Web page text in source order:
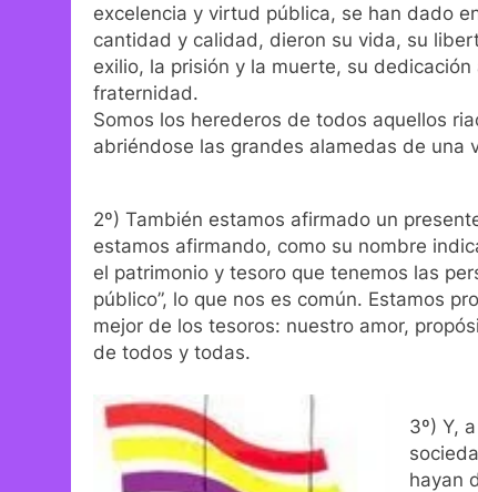
excelencia y virtud pública, se han dado
cantidad y calidad, dieron su vida, su
exilio, la prisión y la muerte, su
fraternidad.
Somos los herederos de todos aquellos
abriéndose las grandes alamedas de una
2º) También estamos afirmado un
estamos afirmando, como su nombre
el patrimonio y tesoro que tenemos las
público”, lo que nos es común. Estamos
mejor de los tesoros: nuestro amor,
de todos y todas.
3º) Y,
hayan